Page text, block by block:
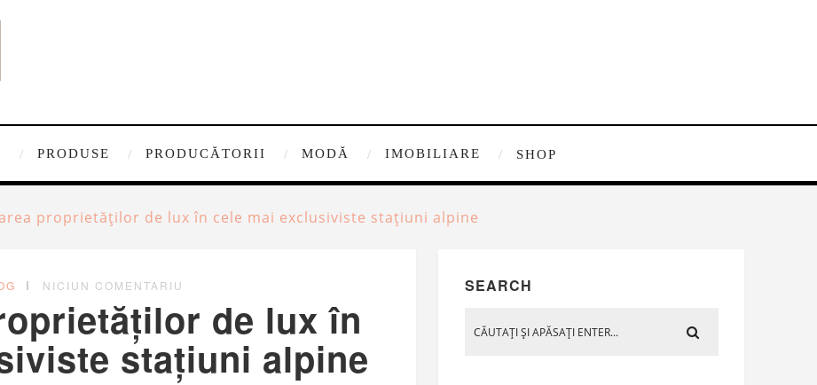
PRODUSE PRODUCĂTORII MODĂ IMOBILIARE SHOP
proprietăților de lux în cele mai exclusiviste stațiuni alpine
NICIUN COMENTARIU
de lux în
stațiuni alpine
SEARCH